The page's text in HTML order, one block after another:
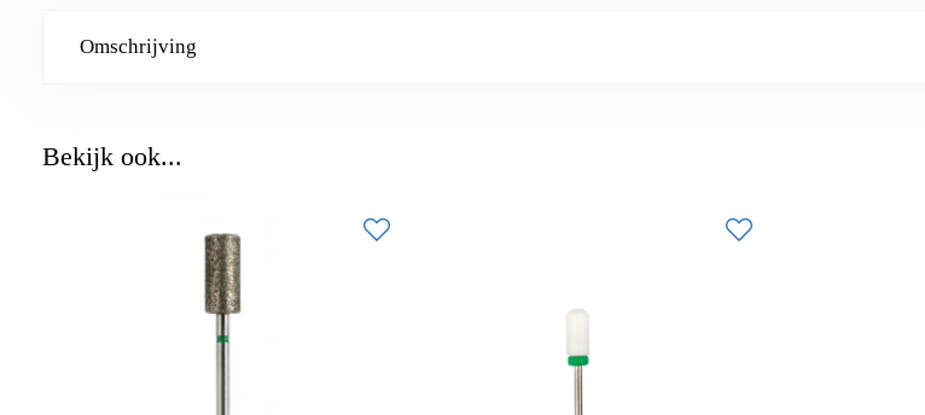
Omschrijving
Bekijk ook...